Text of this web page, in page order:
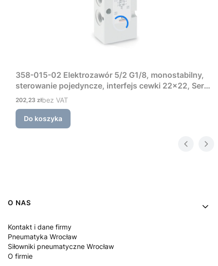
358-015-02 Elektrozawór 5/2 G1/8, monostabilny,
sterowanie pojedyncze, interfejs cewki 22×22, Seria
3 Camozzi
Cena
202,23 złbez VAT
Do koszyka
Linki w stopce
O NAS
Kontakt i dane firmy
Pneumatyka Wrocław
Siłowniki pneumatyczne Wrocław
O firmie